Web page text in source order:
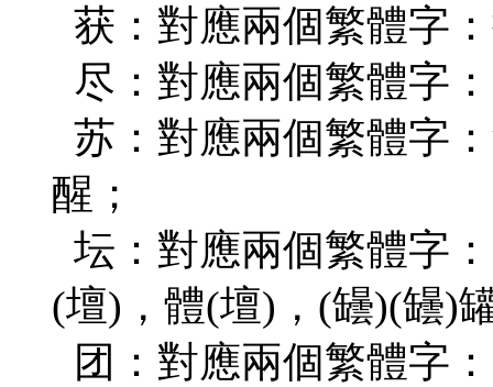
获：對應兩個繁體字
尽：對應兩個繁體字
苏：對應兩個繁體字
醒；
坛：對應兩個繁體字
(壇)，體(壇)，(罎)(罎)
团：對應兩個繁體字